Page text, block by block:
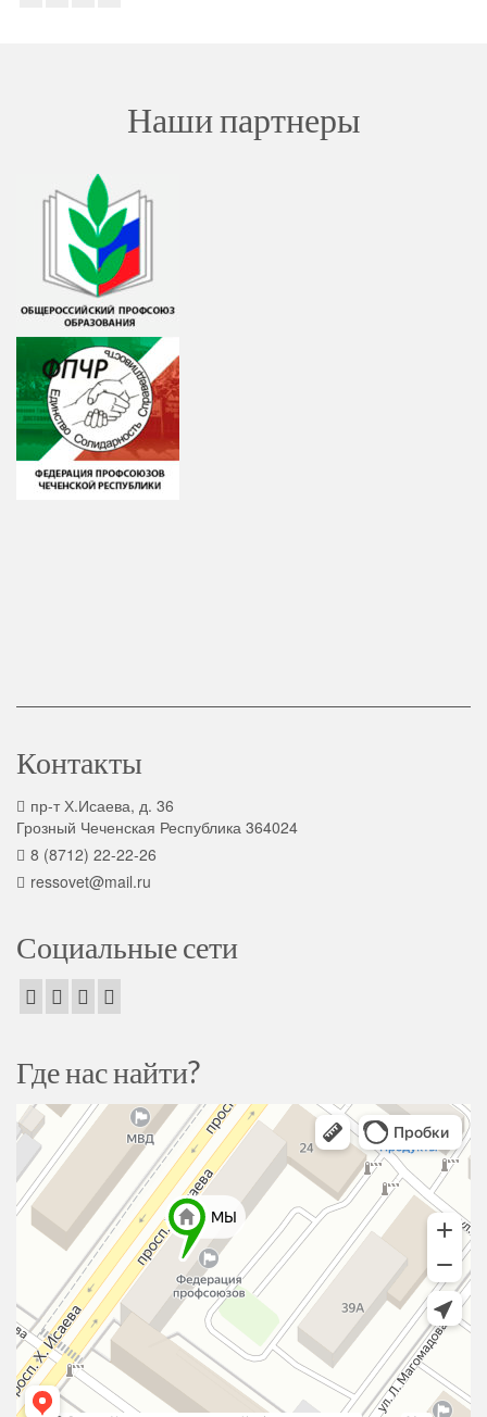
Наши партнеры
Контакты
пр-т Х.Исаева, д. 36
Грозный Чеченская Республика 364024
8 (8712) 22-22-26
ressovet@mail.ru
Социальные сети
Где нас найти?